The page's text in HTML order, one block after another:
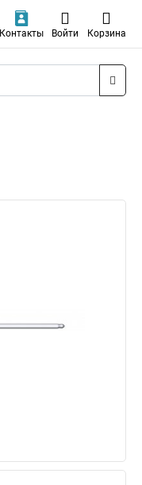
Контакты Войти Корзина